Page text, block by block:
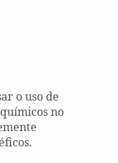
o uso de
no